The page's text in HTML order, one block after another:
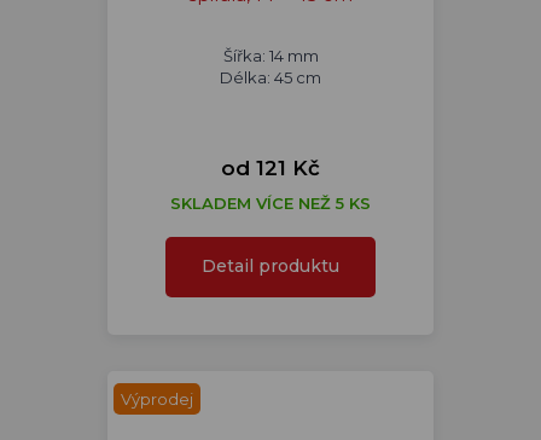
Šířka: 14 mm
Délka: 45 cm
od 121 Kč
SKLADEM VÍCE NEŽ 5 KS
Detail produktu
Výprodej